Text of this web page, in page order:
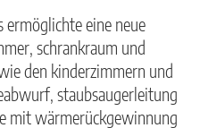
ermöglichte eine neue
schrankraum und
den kinderzimmern und
staubsaugerleitung
mit wärmerückgewinnung